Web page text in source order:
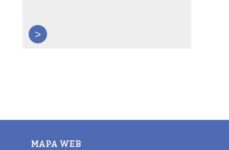
>
MAPA WEB